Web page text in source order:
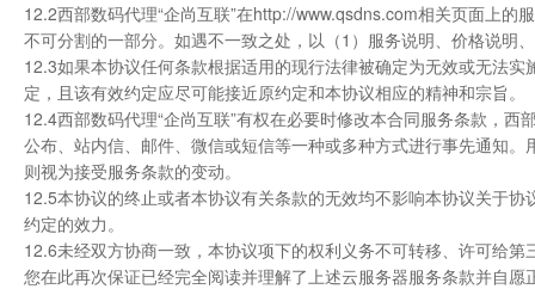
12.2西部数码代理“企尚互联”在http://www.qsdns.com相关页面上
不可分割的一部分。如遇不一致之处，以（1）服务说明、价格说明
12.3如果本协议任何条款根据适用的现行法律被确定为无效或无法
定，且该有效约定应尽可能接近原约定和本协议相应的精神和宗旨。
12.4西部数码代理“企尚互联”有权在必要时修改本合同服务条款，西
公布、站内信、邮件、微信或短信等一种或多种方式进行事先通知
则视为接受服务条款的变动。
12.5本协议的终止或者本协议有关条款的无效均不影响本协议关于
约定的效力。
12.6未经双方协商一致，本协议项下的权利义务不可转移、许可给
您在此再次保证已经完全阅读并理解了上述云服务器服务条款并自